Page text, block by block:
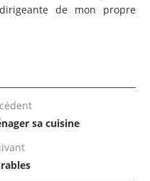
de mon propre
sa cuisine